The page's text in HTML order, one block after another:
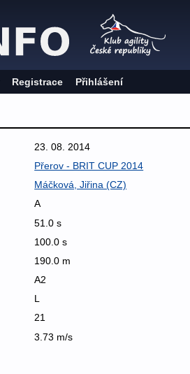
Registrace Přihlášení
23. 08. 2014
Přerov - BRIT CUP 2014
Máčková, Jiřina (CZ)
A
51.0 s
100.0 s
190.0 m
A2
L
21
3.73 m/s